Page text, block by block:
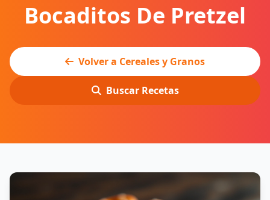
Bocaditos De Pretzel
Volver a Cereales y Granos
Buscar Recetas